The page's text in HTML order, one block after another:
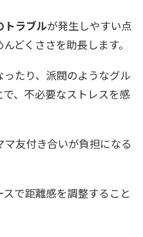
トラブルが発生しやすい点
どくささを助長します。
たり、派閥のようなグル
、不必要なストレスを感
友付き合いが負担になる
で距離感を調整すること